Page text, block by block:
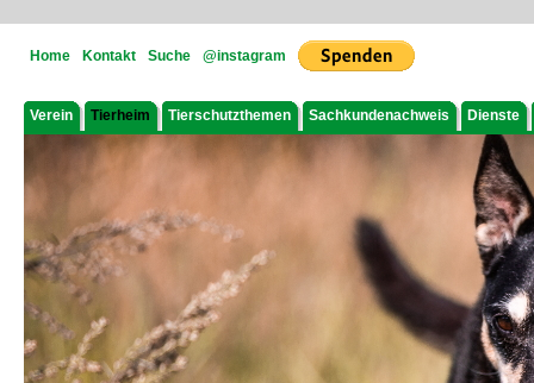
Home Kontakt Suche @instagram
Verein Tierheim Tierschutzthemen Sachkundenachweis Dienste